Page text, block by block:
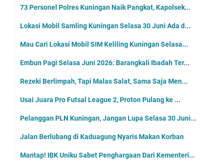
73 Personel Polres Kuningan Naik Pangkat, Kapolsek...
Lokasi Mobil Samling Kuningan Selasa 30 Juni Ada d...
Mau Cari Lokasi Mobil SIM Keliling Kuningan Selasa...
Embun Pagi Selasa Juni 2026: Barangkali Ibadah Ter...
Rezeki Berlimpah, Tapi Malas Salat, Sama Saja Men...
Usai Juara Pro Futsal League 2, Proton Pulang ke ...
Pelanggan PLN Kuningan, Jangan Lupa Selasa 30 Juni...
Jalan Berlubang di Kaduagung Nyaris Makan Korban
Mantap! IBK Uniku Sabet Penghargaan Dari Kementeri...